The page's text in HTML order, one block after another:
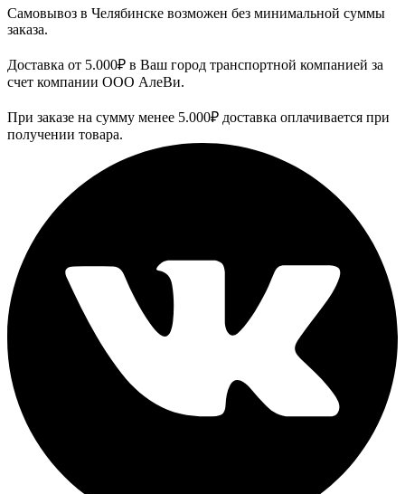
Самовывоз в Челябинске возможен без минимальной суммы
заказа.
Доставка от 5.000₽ в Ваш город транспортной компанией за
счет компании ООО АлеВи.
При заказе на сумму менее 5.000₽ доставка оплачивается при
получении товара.